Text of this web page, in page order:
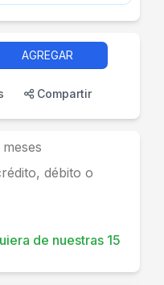
AGREGAR
Compartir
débito o
de nuestras 15